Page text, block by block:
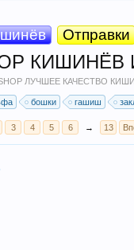
Отправки
SHOP ЛУЧШЕЕ КАЧЕСТВО
бошки гашиш
3 4 5 6 → 13